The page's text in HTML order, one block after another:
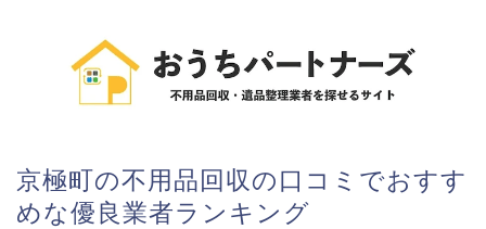
京極町の不用品回収の口コミでおすす
めな優良業者ランキング